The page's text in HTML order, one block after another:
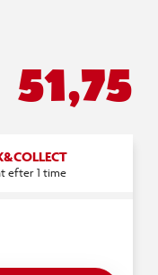
51,75
efter 1 time